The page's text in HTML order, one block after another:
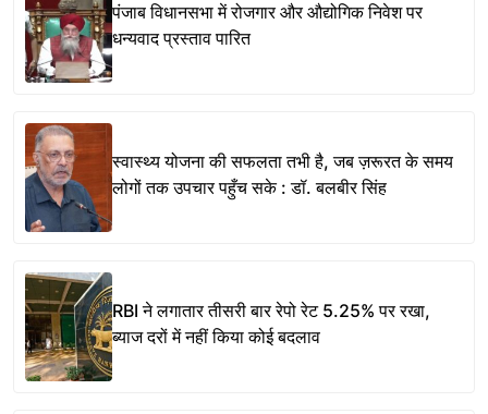
पंजाब विधानसभा में रोजगार और औद्योगिक निवेश पर
धन्यवाद प्रस्ताव पारित
स्वास्थ्य योजना की सफलता तभी है, जब ज़रूरत के समय
लोगों तक उपचार पहुँच सके : डॉ. बलबीर सिंह
RBI ने लगातार तीसरी बार रेपो रेट 5.25% पर रखा,
ब्याज दरों में नहीं किया कोई बदलाव